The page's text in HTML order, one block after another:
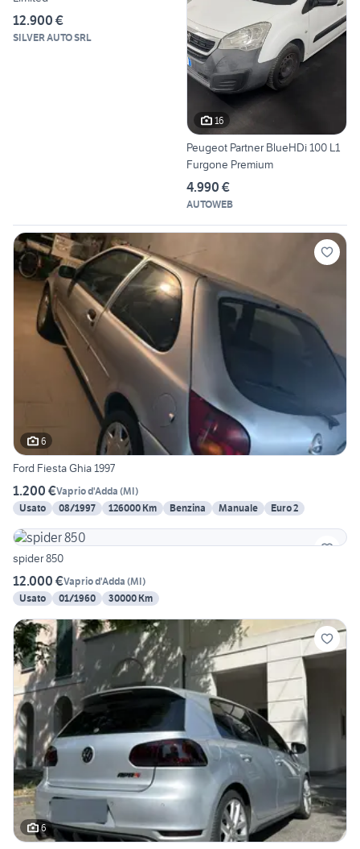
12.900 €
SILVER AUTO SRL
16
Peugeot Partner BlueHDi 100 L1
Furgone Premium
4.990 €
AUTOWEB
6
Ford Fiesta Ghia 1997
1.200 €Vaprio d'Adda (MI)
Usato
08/1997 126000 Km Benzina Manuale Euro 2
spider 850
12.000 €Vaprio d'Adda (MI)
Usato
01/1960 30000 Km
6